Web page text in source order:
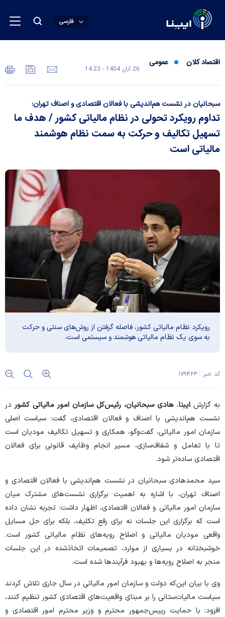
فارسی
اقتصاد کلان عمومی
26 آبان 1404 - 14:23
سبحانیان در نشست هم‌اندیشی با فعالان اقتصادی و اصناف تهران:
تداوم رویکرد تحولی در نظام مالیاتی کشور / هدف ما
تسهیل تکالیف و حرکت به سمت نظام هوشمند
مالیاتی است
رویکرد نظام مالیاتی کشور، فاصله گرفتن از روش‌های سنتی و حرکت
به سوی یک نظام مالیاتی هوشمند و سیستمی است.
کد خبر : ۱۷۹۴۶۴
به گزارش ایبنا، هادی سبحانیان، رئیس‌کل سازمان امور مالیاتی کشوردر
نشست هم‌اندیشی با اصناف و فعالان اقتصادی، گفت: سیاست اصلی
سازمان امور مالیاتی، گفت‌و‌گو، همکاری و تسهیل تکالیف مودیان است
تا با تعامل و شفاف‌سازی، مسیر انجام وظایف قانونی برای فعالان
اقتصادی ساده‌تر شود.
سید محمدهادی سبحانیان در نشست هم‌اندیشی با فعالان اقتصادی و
اصناف تهران، با اشاره به اهمیت برگزاری نشست‌های مشترک میان
سازمان امور مالیاتی و فعالان اقتصادی، اظهار داشت: تجربه نشان داده
است که برگزاری این جلسات نه برای رفع تکلیف، بلکه برای حل مسایل
واقعی مودیان مالیاتی و اصلاح رویه‌های نظام مالیاتی کشور است.
خوشبختانه در بسیاری از موارد، تصمیمات اتخاذشده در این جلسات
منجر به اصلاح رویه‌ها و بهبود فرآیند‌ها شده است.
وی با بیان این‌که دولت و سازمان امور مالیاتی در سال جاری تلاش کردند
سیاست مالیات‌ستانی را بر مبنای واقعیت‌های اقتصادی کشور تنظیم کنند،
افزود: با حمایت رییس‌جمهور محترم و وزیر محترم امور اقتصادی و